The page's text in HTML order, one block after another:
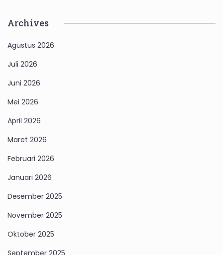
Archives
Agustus 2026
Juli 2026
Juni 2026
Mei 2026
April 2026
Maret 2026
Februari 2026
Januari 2026
Desember 2025
November 2025
Oktober 2025